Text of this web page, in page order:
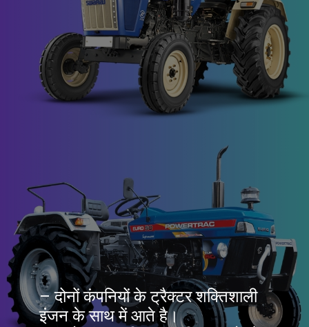
– दोनों कंपनियों के ट्रैक्टर शक्तिशाली
इंजन के साथ में आते है।